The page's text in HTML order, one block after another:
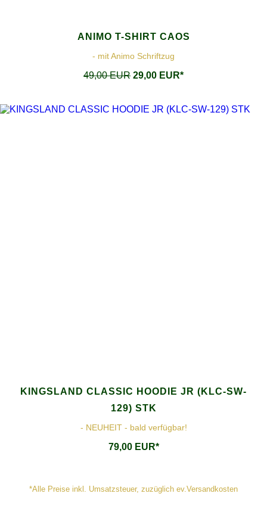
ANIMO T-SHIRT CAOS
- mit Animo Schriftzug
49,00 EUR 29,00 EUR*
KINGSLAND CLASSIC HOODIE JR (KLC-SW-
129) STK
- NEUHEIT - bald verfügbar!
79,00 EUR*
*Alle Preise inkl. Umsatzsteuer, zuzüglich ev.Versandkosten